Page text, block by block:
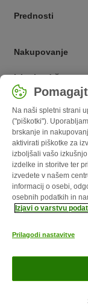
Prednosti
Nakupovanje
Izberite državo
Slovenija / SI
Follow zooplus
Odstopni obrazec
Stroški
Na naši spletni strani
("piškotki").
brskanje in
aktivirati piškotke za
izboljšali vašo
izdelke in storitve ter
izvedete v našem
informacij o osebi,
osebnih podatkih in
Izjavi o varstvu
Prilagodi nastavitve